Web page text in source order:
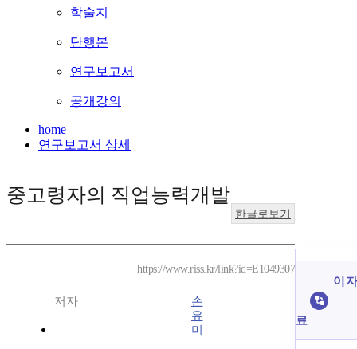
학술지
단행본
연구보고서
공개강의
home
연구보고서 상세
중고령자의 직업능력개발
한글로보기
https://www.riss.kr/link?id=E1049307
저자
손
유
미
이
료